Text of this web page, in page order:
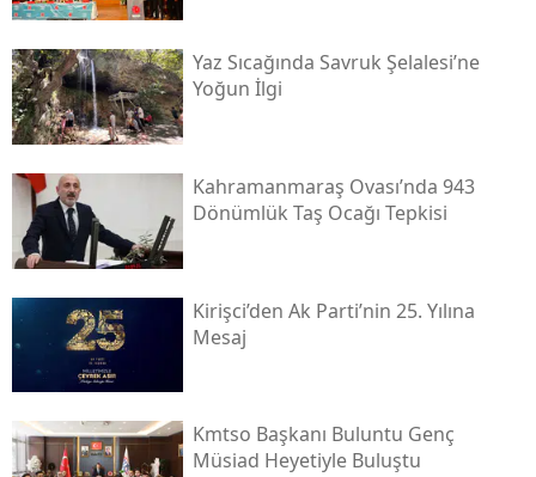
Yaz Sıcağında Savruk Şelalesi’ne
Yoğun İlgi
Kahramanmaraş Ovası’nda 943
Dönümlük Taş Ocağı Tepkisi
Kirişci’den Ak Parti’nin 25. Yılına
Mesaj
Kmtso Başkanı Buluntu Genç
Müsi̇ad Heyetiyle Buluştu